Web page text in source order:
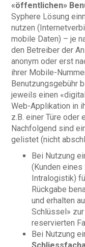
«öffentlichen»
Syphere Lösung
nutzen
mobile Daten) – je
den Betreiber der
anonym oder erst
ihrer Mobile-
Benutzungsgebühr
jeweils einen
Web-Applikation in
z.B. einer Türe oder
Nachfolgend sind
gelistet (nicht
Bei Nutzung
(Kunden
Intralogistik)
Rückgabe
und erhalten
Schlüssel»
reservierten
Bei Nutzung